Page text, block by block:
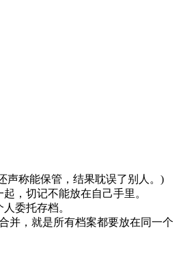
声称能保管，结果耽误了别人。)
，切记不能放在自己手里。
委托存档。
并，就是所有档案都要放在同一个